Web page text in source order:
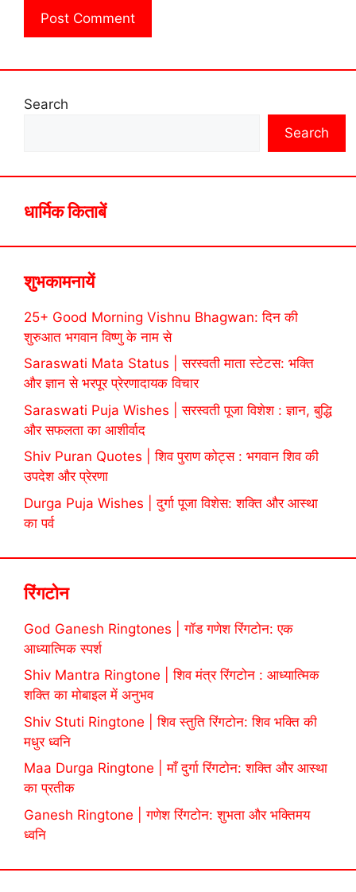
Search
Search
धार्मिक किताबें
शुभकामनायें
25+ Good Morning Vishnu Bhagwan: दिन की
शुरुआत भगवान विष्णु के नाम से
Saraswati Mata Status | सरस्वती माता स्टेटस: भक्ति
और ज्ञान से भरपूर प्रेरणादायक विचार
Saraswati Puja Wishes | सरस्वती पूजा विशेश : ज्ञान, बुद्धि
और सफलता का आशीर्वाद
Shiv Puran Quotes | शिव पुराण कोट्स : भगवान शिव की
उपदेश और प्रेरणा
Durga Puja Wishes | दुर्गा पूजा विशेस: शक्ति और आस्था
का पर्व
रिंगटोन
God Ganesh Ringtones | गॉड गणेश रिंगटोन: एक
आध्यात्मिक स्पर्श
Shiv Mantra Ringtone | शिव मंत्र रिंगटोन : आध्यात्मिक
शक्ति का मोबाइल में अनुभव
Shiv Stuti Ringtone | शिव स्तुति रिंगटोन: शिव भक्ति की
मधुर ध्वनि
Maa Durga Ringtone | माँ दुर्गा रिंगटोन: शक्ति और आस्था
का प्रतीक
Ganesh Ringtone | गणेश रिंगटोन: शुभता और भक्तिमय
ध्वनि